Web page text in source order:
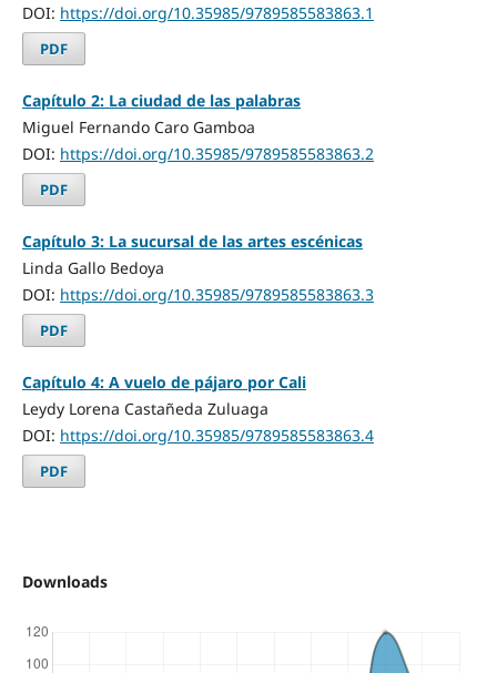
DOI: https://doi.org/10.35985/9789585583863.1
PDF
Capítulo 2: La ciudad de las palabras
Miguel Fernando Caro Gamboa
DOI: https://doi.org/10.35985/9789585583863.2
PDF
Capítulo 3: La sucursal de las artes escénicas
Linda Gallo Bedoya
DOI: https://doi.org/10.35985/9789585583863.3
PDF
Capítulo 4: A vuelo de pájaro por Cali
Leydy Lorena Castañeda Zuluaga
DOI: https://doi.org/10.35985/9789585583863.4
PDF
Downloads